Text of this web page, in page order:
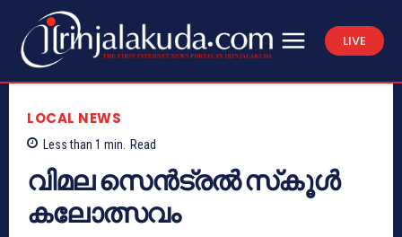
LIVE
LOCAL NEWS
Less than 1 min. Read
വിമല സെന്‍ട്രല്‍ സ്‌കൂള്‍
കലോത്സവം